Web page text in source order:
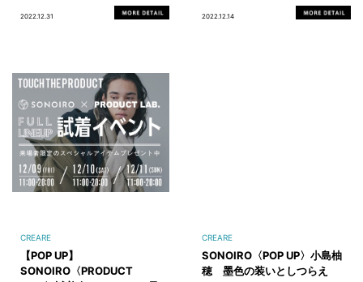
2022.12.31 2022.12.14
CREARE
【POP UP】
SONOIRO〈PRODUCT
CREARE
SONOIRO〈POP UP〉小島柚
穂 墨色の装いとしつらえ